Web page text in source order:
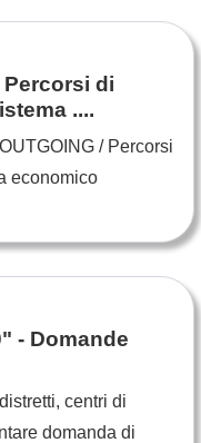
Percorsi di
....
/ Percorsi
economico
- Domande
centri di
domanda di